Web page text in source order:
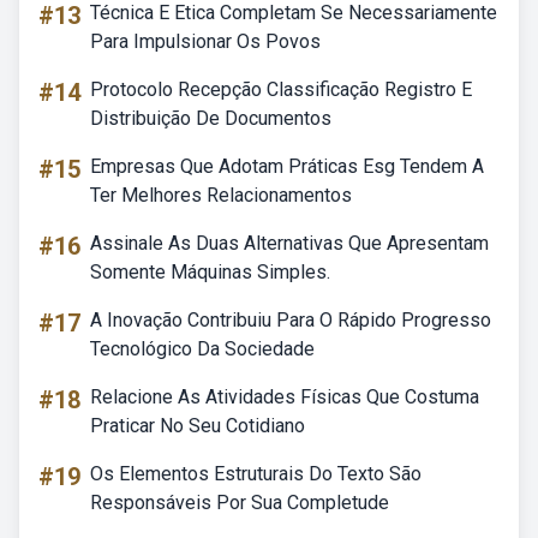
#13 Técnica E Etica Completam Se Necessariamente
Para Impulsionar Os Povos
#14 Protocolo Recepção Classificação Registro E
Distribuição De Documentos
#15 Empresas Que Adotam Práticas Esg Tendem A
Ter Melhores Relacionamentos
#16 Assinale As Duas Alternativas Que Apresentam
Somente Máquinas Simples.
#17 A Inovação Contribuiu Para O Rápido Progresso
Tecnológico Da Sociedade
#18 Relacione As Atividades Físicas Que Costuma
Praticar No Seu Cotidiano
#19 Os Elementos Estruturais Do Texto São
Responsáveis Por Sua Completude